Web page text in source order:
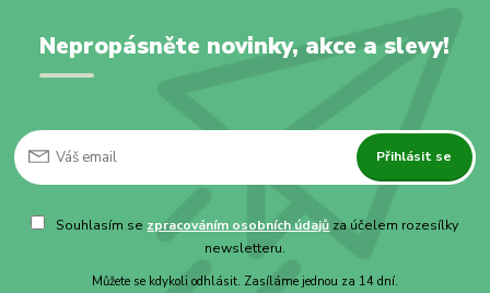
Nepropásněte novinky, akce a slevy!
Přihlásit se
Souhlasím se zpracováním osobních údajů za účelem rozesílky
newsletteru.
Můžete se kdykoli odhlásit. Zasíláme jednou za 14 dní.